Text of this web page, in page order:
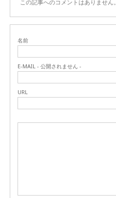
この記事へのコメントはありません。
名前
E-MAIL - 公開されません -
URL